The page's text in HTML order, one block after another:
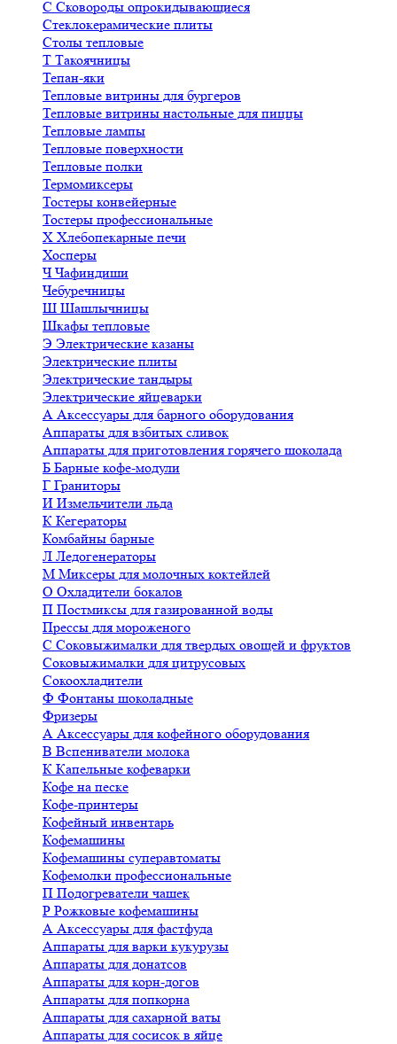
С Сковороды опрокидывающиеся
Стеклокерамические плиты
Столы тепловые
Т Такоячницы
Тепан-яки
Тепловые витрины для бургеров
Тепловые витрины настольные для пиццы
Тепловые лампы
Тепловые поверхности
Тепловые полки
Термомиксеры
Тостеры конвейерные
Тостеры профессиональные
Х Хлебопекарные печи
Хосперы
ЧЧафиндиши
Чебуречницы
Ш Шашлычницы
Шкафы тепловые
Э Электрические казаны
Электрические плиты
Электрические тандыры
Электрические яйцеварки
А Аксессуары для барного оборудования
Аппараты для взбитых сливок
Аппараты для приготовления горячего шоколада
Б Барные кофе-модули
Г Граниторы
И Измельчители льда
К Кегераторы
Комбайны барные
Л Ледогенераторы
М Миксеры для молочных коктейлей
О Охладители бокалов
П Постмиксы для газированной воды
Прессы для мороженого
С Соковыжималки для твердых овощей и фруктов
Соковыжималки для цитрусовых
Сокоохладители
Ф Фонтаны шоколадные
Фризеры
А Аксессуары для кофейного оборудования
В Вспениватели молока
К Капельные кофеварки
Кофе на песке
Кофе-принтеры
Кофейный инвентарь
Кофемашины
Кофемашины суперавтоматы
Кофемолки профессиональные
П Подогреватели чашек
Р Рожковые кофемашины
А Аксессуары для фастфуда
Аппараты для варки кукурузы
Аппараты для донатсов
Аппараты для корн-догов
Аппараты для попкорна
Аппараты для сахарной ваты
Аппараты для сосисок в яйце